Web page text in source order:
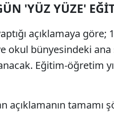
'YÜZ YÜZE'
açıklamaya
okul bünyesindeki ana
Eğitim-öğretim
açıklamanın tamamı